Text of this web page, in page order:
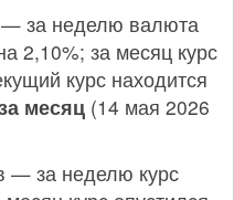
— за неделю валюта
2,10%; за месяц курс
курс находится
месяц (14 мая 2026
— за неделю курс